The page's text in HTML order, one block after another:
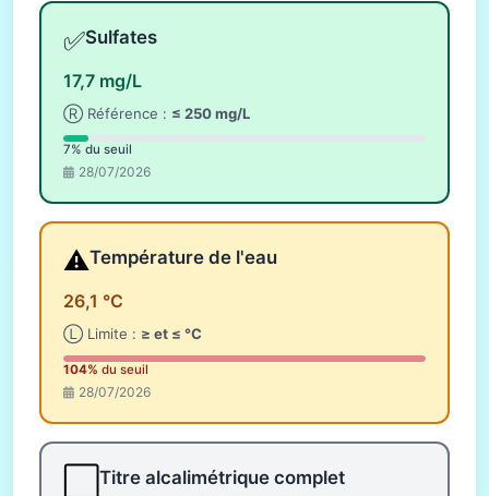
✅Sulfates
17,7 mg/L
Ⓡ Référence : ≤ 250 mg/L
7% du seuil
28/07/2026
⚠️Température de l'eau
26,1 °C
Ⓛ Limite : ≥ et ≤ °C
104% du seuil
28/07/2026
Titre alcalimétrique complet